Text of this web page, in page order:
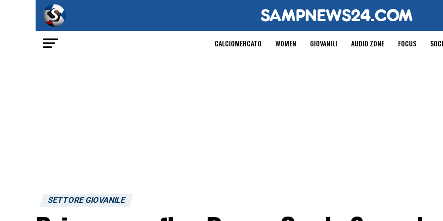
CALCIOMERCATO WOMEN GIOVANILI AUDIO ZONE FOCUS
SETTORE GIOVANILE